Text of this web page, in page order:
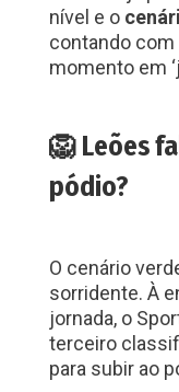
nível e o
contando com
momento em
🦁 Leões
pódio?
O cenário
sorridente. À
jornada, o
terceiro
para subir ao